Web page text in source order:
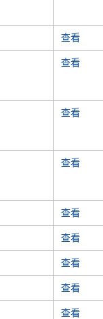
查看
查看
查看
查看
查看
查看
查看
查看
查看